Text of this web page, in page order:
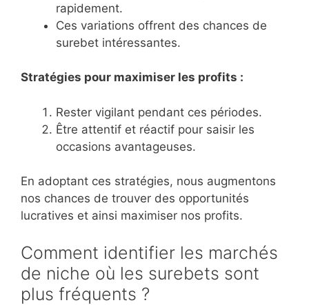
rapidement.
Ces variations offrent des chances de
surebet intéressantes.
Stratégies pour maximiser les profits :
Rester vigilant pendant ces périodes.
Être attentif et réactif pour saisir les
occasions avantageuses.
En adoptant ces stratégies, nous augmentons
nos chances de trouver des opportunités
lucratives et ainsi maximiser nos profits.
Comment identifier les marchés
de niche où les surebets sont
plus fréquents ?